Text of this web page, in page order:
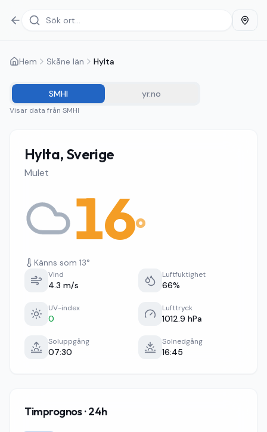
Hem Skåne län Hylta
SMHI yr.no
Visar data från SMHI
Hylta, Sverige
Mulet
16°
Känns som 13°
Vind
4.3 m/s
Luftfuktighet
66%
UV-index
0
Lufttryck
1012.9 hPa
Soluppgång
07:30
Solnedgång
16:45
Timprognos · 24h